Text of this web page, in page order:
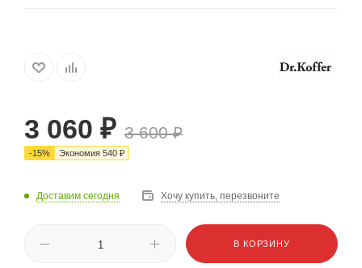
3 060 ₽ 3 600₽
-15% Экономия 540 ₽
Доставим сегодня Хочу купить, перезвоните
В КОРЗИНУ